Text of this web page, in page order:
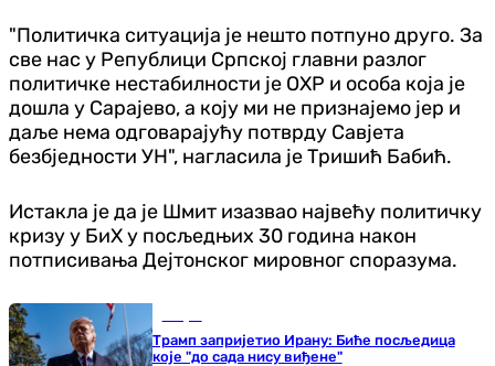
"Политичка ситуација је нешто потпуно друго. За
све нас у Републици Српској главни разлог
политичке нестабилности је ОХР и особа која је
дошла у Сарајево, а коју ми не признајемо јер и
даље нема одговарајућу потврду Савјета
безбједности УН", нагласила је Тришић Бабић.
Истакла је да је Шмит изазвао највећу политичку
кризу у БиХ у посљедњих 30 година након
потписивања Дејтонског мировног споразума.
Трамп запријетио Ирану: Биће посљедица
које "до сада нису виђене"